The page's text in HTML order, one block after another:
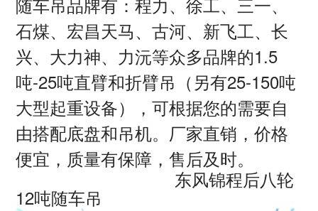
石煤、宏昌天马、古河、新飞工、长
兴、大力神、力沅等众多品牌的1.5
吨-25吨直臂和折臂吊（另有25-150吨
大型起重设备），可根据您的需要自
由搭配底盘和吊机。厂家直销，价格
便宜，质量有保障，售后及时。
东风锦程后八轮
12吨随车吊